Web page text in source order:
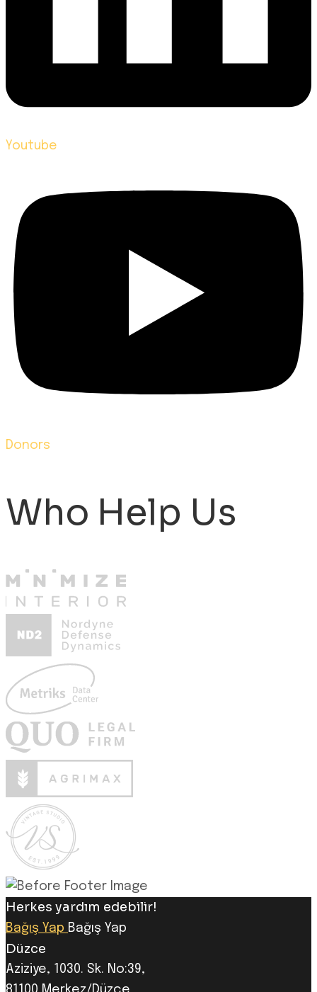
Youtube
Donors
Who Help Us
Herkes yardım edebilir!
Bağış Yap Bağış Yap
Düzce
Aziziye, 1030. Sk. No:39,